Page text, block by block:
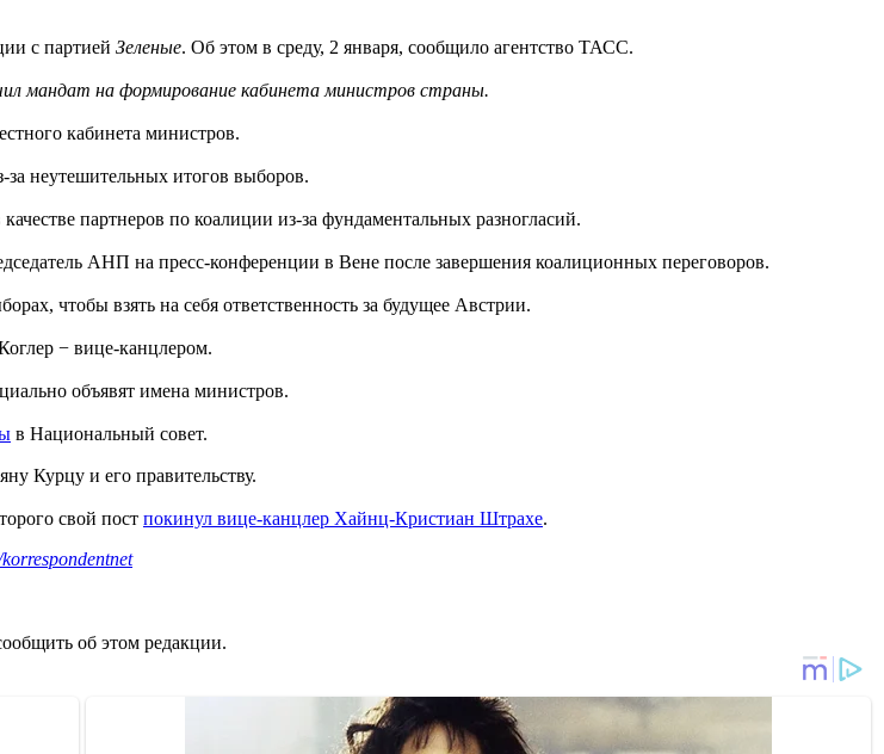
с партией Зеленые. Об этом в среду, 2 января, сообщило агентство ТАСС.
мандат на формирование кабинета министров страны.
кабинета министров.
неутешительных итогов выборов.
партнеров по коалиции из-за фундаментальных разногласий.
АНП на пресс-конференции в Вене после завершения коалиционных переговоров.
чтобы взять на себя ответственность за будущее Австрии.
− вице-канцлером.
объявят имена министров.
в Национальный совет.
Курцу и его правительству.
свой пост покинул вице-канцлер Хайнц-Кристиан Штрахе.
об этом редакции.